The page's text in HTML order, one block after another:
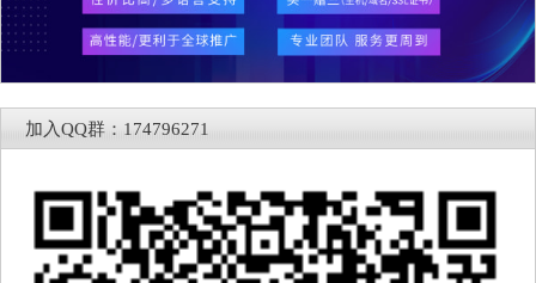
加入QQ群：174796271